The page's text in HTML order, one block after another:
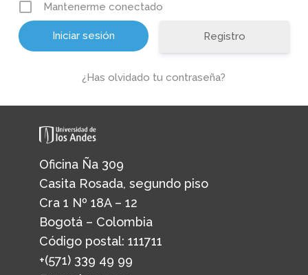
Mantenerme conectado
Registro
¿Has olvidado tu contraseña?
Oficina Ña 309
Casita Rosada, segundo piso
Cra 1 Nº 18A – 12
Bogotá – Colombia
Código postal: 111711
+(571) 339 49 99